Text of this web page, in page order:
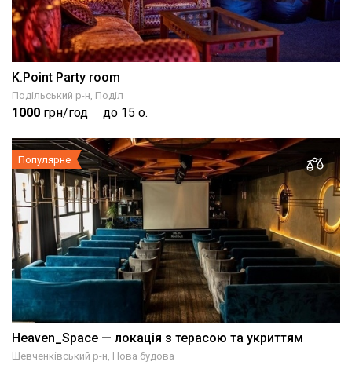
K.Point Party room
Подільський р-н, Поділ
1000 грн/год до 15 о.
Популярне
Heaven_Space — локація з терасою та укриттям
Шевченківський р-н, Нова будова